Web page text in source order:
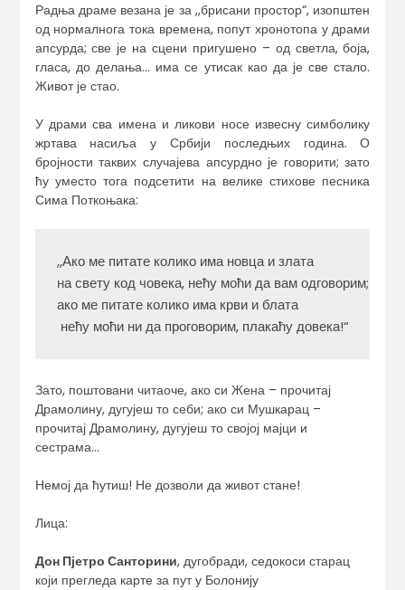
Радња драме везана је за ,,брисани простор“, изопштен
од нормалнога тока времена, попут хронотопа у драми
апсурда; све је на сцени пригушено – од светла, боја,
гласа, до делања… има се утисак као да је све стало.
Живот је стао.
У драми сва имена и ликови носе извесну симболику
жртава насиља у Србији последњих година. О
бројности таквих случајева апсурдно је говорити; зато
ћу уместо тога подсетити на велике стихове песника
Сима Поткоњака:
,,Ако ме питате колико има новца и злата
на свету код човека, нећу моћи да вам одговорим;
ако ме питате колико има крви и блата
нећу моћи ни да проговорим, плакаћу довека!“
Зато, поштовани читаоче, ако си Жена – прочитај
Драмолину, дугујеш то себи; ако си Мушкарац –
прочитај Драмолину, дугујеш то својој мајци и
сестрама…
Немој да ћутиш! Не дозволи да живот стане!
Лица:
Дон Пјетро Санторини, дугобради, седокоси старац
који прегледа карте за пут у Болонију